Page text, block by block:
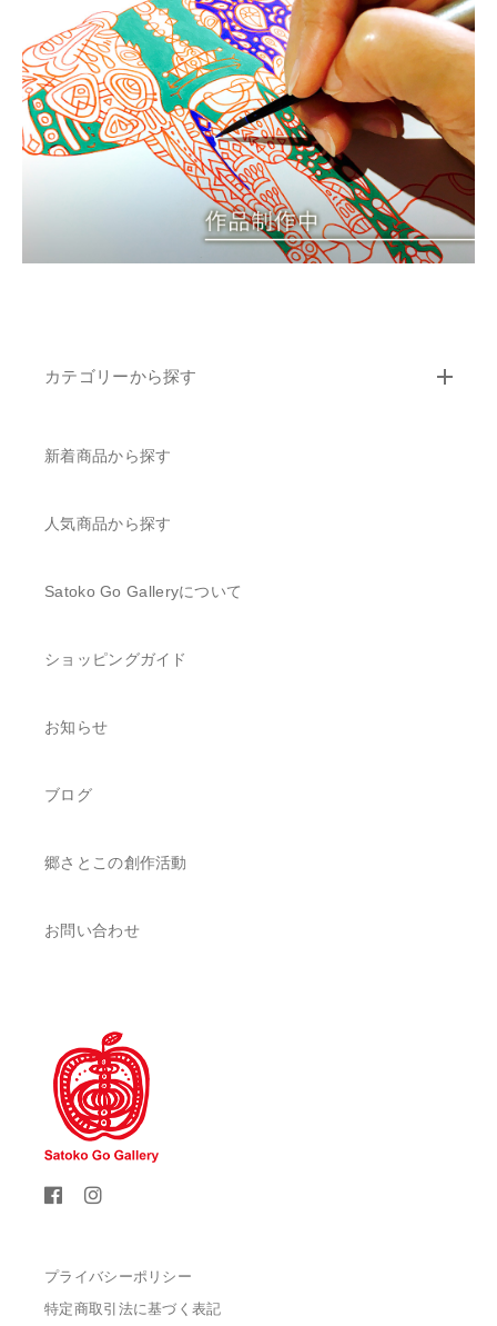
プライバシーポリシー
特定商取引法に基づく表記
カテゴリーから探す
新着商品から探す
人気商品から探す
Satoko Go Galleryについて
ショッピングガイド
お知らせ
ブログ
郷さとこの創作活動
お問い合わせ